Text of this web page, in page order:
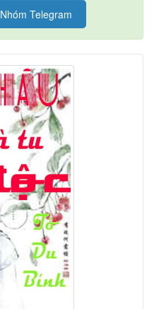
Nhóm Telegram